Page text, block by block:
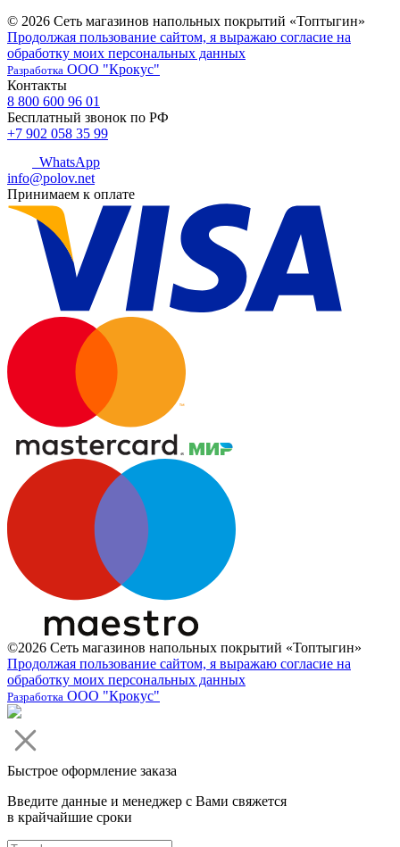
© 2026 Сеть магазинов напольных покрытий «Топтыгин»
Продолжая пользование сайтом, я выражаю согласие на
обработку моих персональных данных
Разработка ООО "Крокус"
Контакты
8 800 600 96 01
Бесплатный звонок по РФ
+7 902 058 35 99
WhatsApp
info@polov.net
Принимаем к оплате
©2026 Сеть магазинов напольных покрытий «Топтыгин»
Продолжая пользование сайтом, я выражаю согласие на
обработку моих персональных данных
Разработка ООО "Крокус"
Быстрое оформление заказа
Введите данные и менеджер с Вами свяжется
в крайчайшие сроки